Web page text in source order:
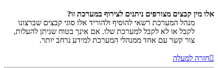
אלו מין קבצים מצורפים ניתנים לצירוף במערכת זו?
מנהל המערכת רשאי להוסיף ולהוריד אלו סוגי קבצים שברצונו
לקבל או לא לקבל למערכת שלו. אם אינך בטוח שניתן להעלות,
צור קשר עם אחד ממנהלי המערכת למידע נרחב יותר.
חזרה למעלה